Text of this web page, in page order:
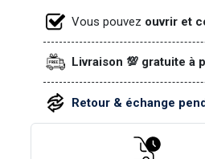
Vous pouvez ouvrir et
Livraison 💯 gratuite à
Retour & échange